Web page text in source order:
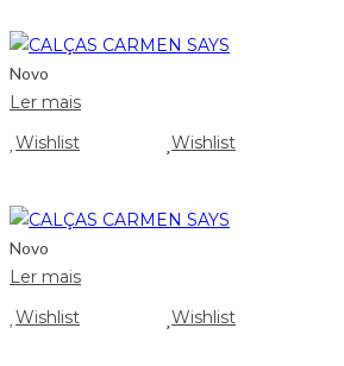
Novo
Ler mais
Wishlist
Wishlist
Novo
Ler mais
Wishlist
Wishlist